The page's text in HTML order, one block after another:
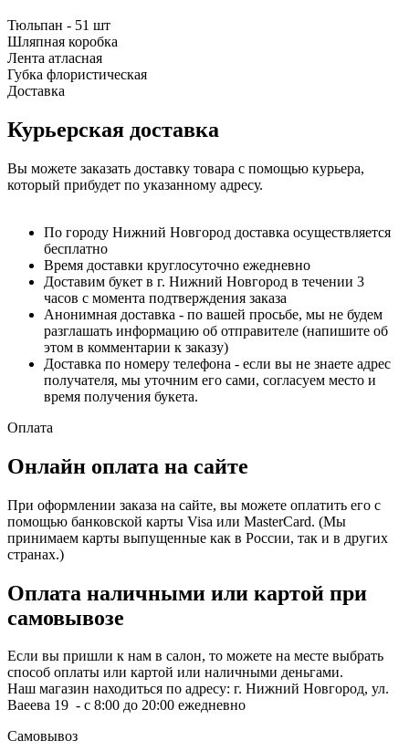
Тюльпан - 51 шт
Шляпная коробка
Лента атласная
Губка флористическая
Доставка
Курьерская доставка
Вы можете заказать доставку товара с помощью курьера,
который прибудет по указанному адресу.
По городу Нижний Новгород доставка осуществляется
бесплатно
Время доставки круглосуточно ежедневно
Доставим букет в г. Нижний Новгород в течении 3
часов с момента подтверждения заказа
Анонимная доставка - по вашей просьбе, мы не будем
разглашать информацию об отправителе (напишите об
этом в комментарии к заказу)
Доставка по номеру телефона - если вы не знаете адрес
получателя, мы уточним его сами, согласуем место и
время получения букета.
Оплата
Онлайн оплата на сайте
При оформлении заказа на сайте, вы можете оплатить его с
помощью банковской карты Visa или MasterCard. (Мы
принимаем карты выпущенные как в России, так и в других
странах.)
Оплата наличными или картой при
самовывозе
Если вы пришли к нам в салон, то можете на месте выбрать
способ оплаты или картой или наличными деньгами.
Наш магазин находиться по адресу: г. Нижний Новгород, ул.
Ваеева 19 - с 8:00 до 20:00 ежедневно
Самовывоз